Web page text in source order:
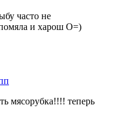
часто не
и харош O=)
мясорубка!!!! теперь